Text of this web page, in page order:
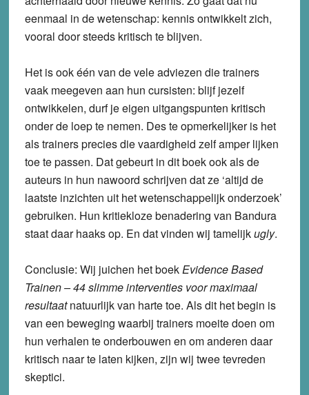
eenmaal in de wetenschap: kennis ontwikkelt zich,
vooral door steeds kritisch te blijven.
Het is ook één van de vele adviezen die trainers
vaak meegeven aan hun cursisten: blijf jezelf
ontwikkelen, durf je eigen uitgangspunten kritisch
onder de loep te nemen. Des te opmerkelijker is het
als trainers precies die vaardigheid zelf amper lijken
toe te passen. Dat gebeurt in dit boek ook als de
auteurs in hun nawoord schrijven dat ze ‘altijd de
laatste inzichten uit het wetenschappelijk onderzoek’
gebruiken. Hun kritiekloze benadering van Bandura
staat daar haaks op. En dat vinden wij tamelijkugly.
Conclusie: Wij juichen het boekEvidence Based
Trainen – 44 slimme interventies voor maximaal
resultaatnatuurlijk van harte toe. Als dit het begin is
van een beweging waarbij trainers moeite doen om
hun verhalen te onderbouwen en om anderen daar
kritisch naar te laten kijken, zijn wij twee tevreden
skeptici.